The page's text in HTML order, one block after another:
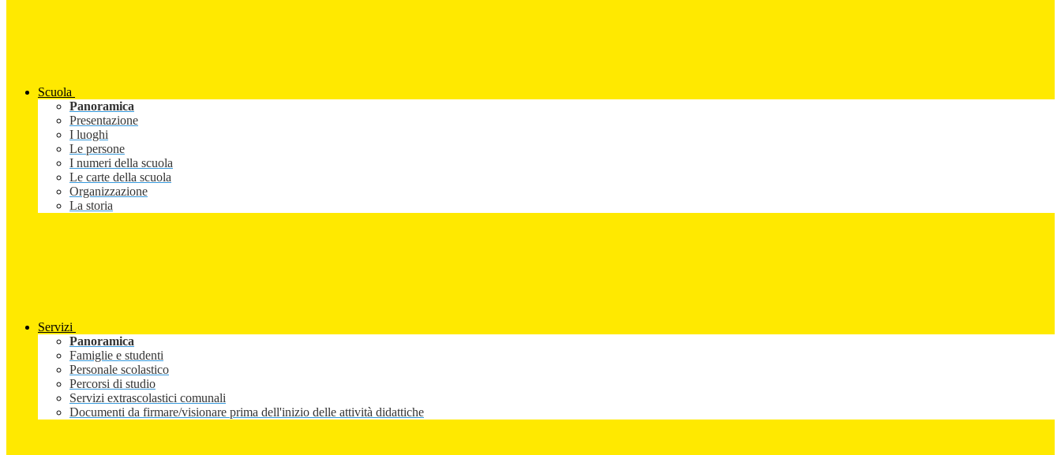
Scuola
Panoramica
Presentazione
I luoghi
Le persone
I numeri della scuola
Le carte della scuola
Organizzazione
La storia
Servizi
Panoramica
Famiglie e studenti
Personale scolastico
Percorsi di studio
Servizi extrascolastici comunali
Documenti da firmare/visionare prima dell'inizio delle attività didattiche